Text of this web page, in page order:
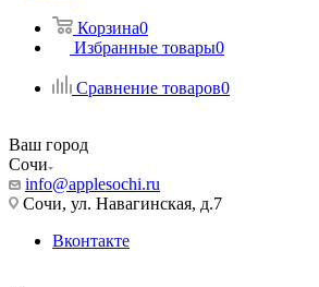
Корзина0
Избранные товары0
Сравнение товаров0
Ваш город
Сочи
info@applesochi.ru
Сочи, ул. Навагинская, д.7
Вконтакте